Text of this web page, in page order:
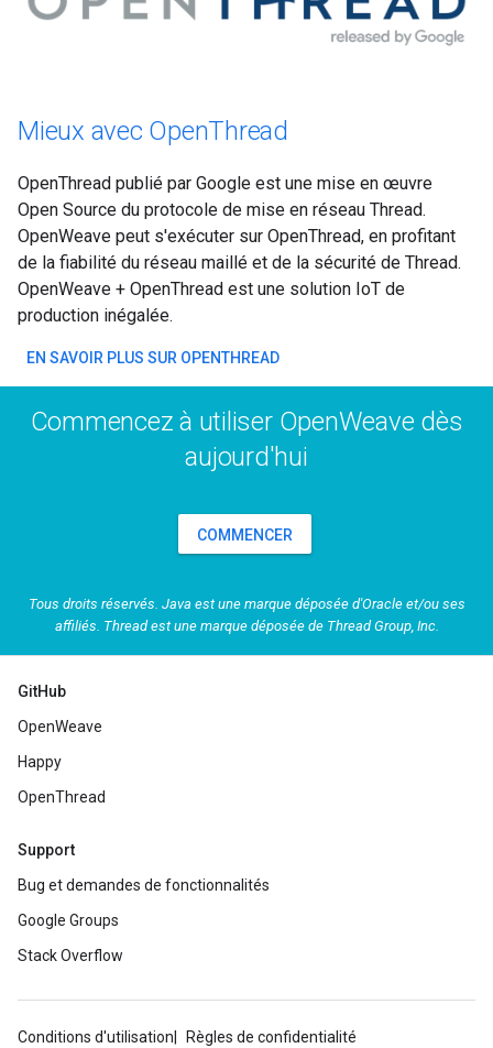
Mieux avec OpenThread
OpenThread publié par Google est une mise en œuvre
Open Source du protocole de mise en réseau Thread.
OpenWeave peut s'exécuter sur OpenThread, en profitant
de la fiabilité du réseau maillé et de la sécurité de Thread.
OpenWeave + OpenThread est une solution IoT de
production inégalée.
EN SAVOIR PLUS SUR OPENTHREAD
Commencez à utiliser OpenWeave dès
aujourd'hui
COMMENCER
Tous droits réservés. Java est une marque déposée d'Oracle et/ou ses
affiliés. Thread est une marque déposée de Thread Group, Inc.
GitHub
OpenWeave
Happy
OpenThread
Support
Bug et demandes de fonctionnalités
Google Groups
Stack Overflow
Conditions d'utilisation Règles de confidentialité